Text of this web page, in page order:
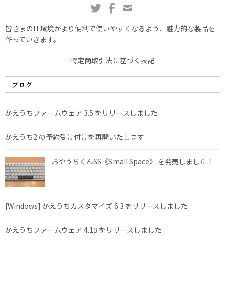
皆さまのIT環境がより便利で使いやすくなるよう、魅力的な製品を
作っていきます。
特定商取引法に基づく表記
ブログ
かえうちファームウェア 3.5 をリリースしました
かえうち2 の予約受け付けを再開いたします
おやうちくんSS《Small Space》 を発売しました！
[Windows] かえうちカスタマイズ 6.3 をリリースしました
かえうちファームウェア 4.1β をリリースしました